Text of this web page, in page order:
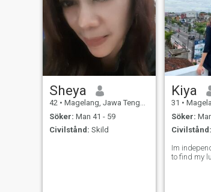
Sheya
42 • Magelang, Jawa Tengah, Indonesien
Söker: Man 41 - 59
Civilstånd: Skild
Kiya
31 • Magelang,
Söker:
Civilstånd:
Im
to find my